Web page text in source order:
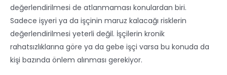
değerlendirilmesi de atlanmaması konulardan biri.
Sadece işyeri ya da işçinin maruz kalacağı risklerin
değerlendirilmesi yeterli değil. İşçilerin kronik
rahatsızlıklarına göre ya da gebe işçi varsa bu konuda da
kişi bazında önlem alınması gerekiyor.